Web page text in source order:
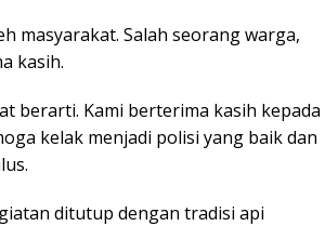
masyarakat. Salah seorang warga,
kasih.
berarti. Kami berterima kasih kepada
kelak menjadi polisi yang baik dan
ditutup dengan tradisi api